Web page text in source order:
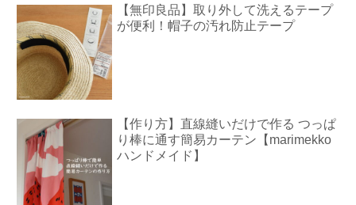
【無印良品】取り外して洗えるテープ
が便利！帽子の汚れ防止テープ
【作り方】直線縫いだけで作る つっぱ
り棒に通す簡易カーテン【marimekko
ハンドメイド】